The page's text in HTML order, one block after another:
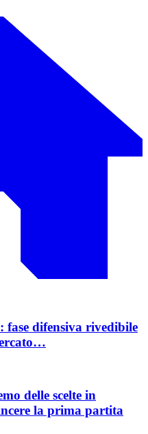
fase difensiva rivedibile
delle scelte in
la prima partita